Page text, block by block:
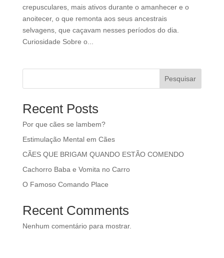
crepusculares, mais ativos durante o amanhecer e o
anoitecer, o que remonta aos seus ancestrais
selvagens, que caçavam nesses períodos do dia.
Curiosidade Sobre o...
Pesquisar
Recent Posts
Por que cães se lambem?
Estimulação Mental em Cães
CÃES QUE BRIGAM QUANDO ESTÃO COMENDO
Cachorro Baba e Vomita no Carro
O Famoso Comando Place
Recent Comments
Nenhum comentário para mostrar.